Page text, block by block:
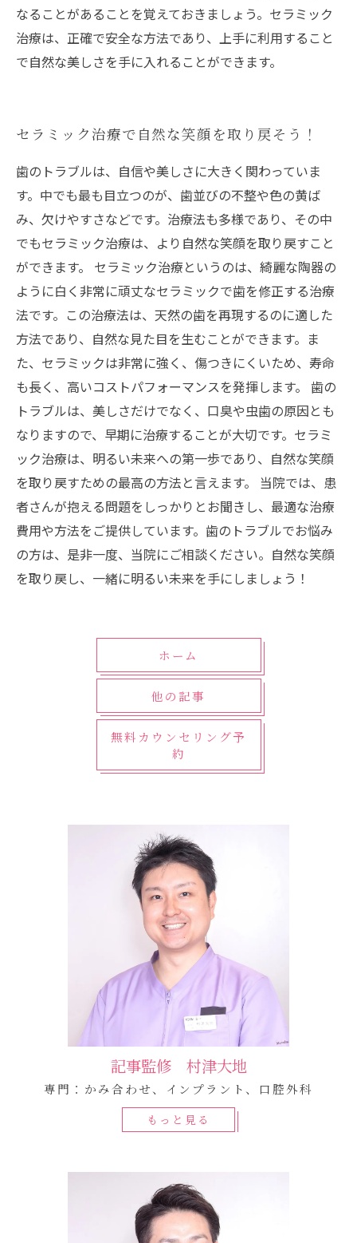
なることがあることを覚えておきましょう。セラミック
治療は、正確で安全な方法であり、上手に利用すること
で自然な美しさを手に入れることができます。
セラミック治療で自然な笑顔を取り戻そう！
歯のトラブルは、自信や美しさに大きく関わっていま
す。中でも最も目立つのが、歯並びの不整や色の黄ば
み、欠けやすさなどです。治療法も多様であり、その中
でもセラミック治療は、より自然な笑顔を取り戻すこと
ができます。 セラミック治療というのは、綺麗な陶器の
ように白く非常に頑丈なセラミックで歯を修正する治療
法です。この治療法は、天然の歯を再現するのに適した
方法であり、自然な見た目を生むことができます。ま
た、セラミックは非常に強く、傷つきにくいため、寿命
も長く、高いコストパフォーマンスを発揮します。 歯の
トラブルは、美しさだけでなく、口臭や虫歯の原因とも
なりますので、早期に治療することが大切です。セラミ
ック治療は、明るい未来への第一歩であり、自然な笑顔
を取り戻すための最高の方法と言えます。 当院では、患
者さんが抱える問題をしっかりとお聞きし、最適な治療
費用や方法をご提供しています。歯のトラブルでお悩み
の方は、是非一度、当院にご相談ください。自然な笑顔
を取り戻し、一緒に明るい未来を手にしましょう！
ホーム
他の記事
無料カウンセリング予
約
記事監修 村津大地
専門：かみ合わせ、インプラント、口腔外科
もっと見る